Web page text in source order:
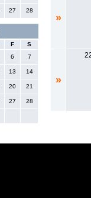
27 28
F
S
6 7
13 14
20 21
27 28
»
»